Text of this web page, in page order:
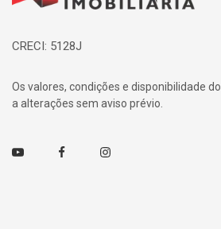
CRECI: 5128J
Os valores, condições e disponibilidade
a alterações sem aviso prévio.
Youtube FacebookInstagram